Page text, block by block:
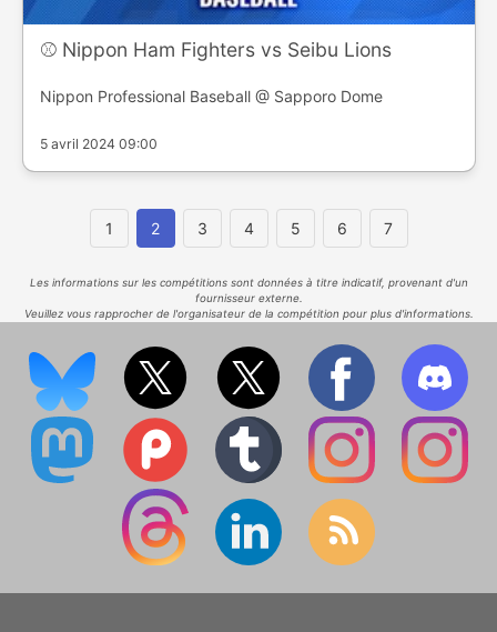
⚾️ Nippon Ham Fighters vs Seibu Lions
Nippon Professional Baseball @ Sapporo Dome
5 avril 2024 09:00
1 2 3 4 5 6 7
Les informations sur les compétitions sont données à titre indicatif, provenant d'un
fournisseur externe.
Veuillez vous rapprocher de l'organisateur de la compétition pour plus d'informations.